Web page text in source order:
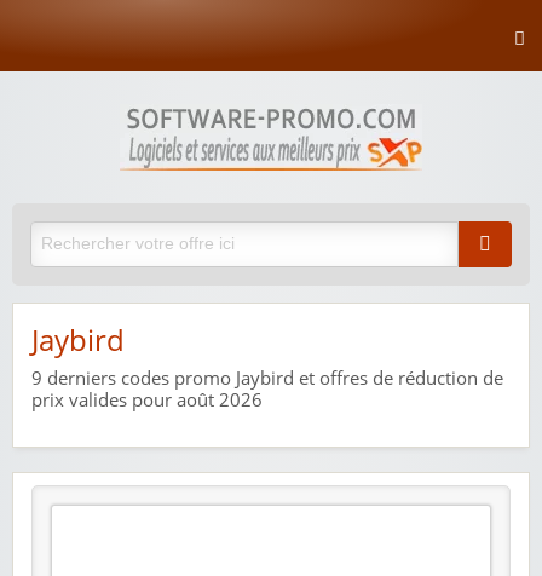
Jaybird
9 derniers codes promo Jaybird et offres de réduction de
prix valides pour août 2026